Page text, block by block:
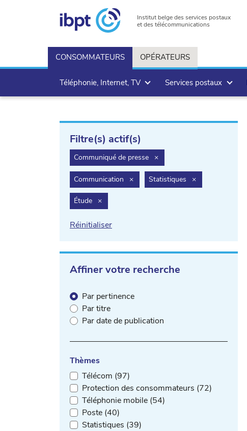
Institut belge des services postaux
et des télécommunications
CONSOMMATEURS OPÉRATEURS
Téléphonie, Internet, TV Services postaux
Filtre(s) actif(s)
Communiqué de presse ×filter.delete
Communication ×filter.delete
Statistiques ×filter.delete
Étude ×filter.delete
Réinitialiser
Affiner votre recherche
Par pertinence
Par titre
Par date de publication
Thèmes
Télécom (97)
Protection des consommateurs (72)
Téléphonie mobile (54)
Poste (40)
Statistiques (39)